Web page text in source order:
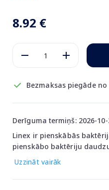
8.92 €
Bezmaksas piegāde no
Derīguma termiņš: 2026-10-
Linex ir pienskābās
pienskābo baktēriju
Uzzināt vairāk